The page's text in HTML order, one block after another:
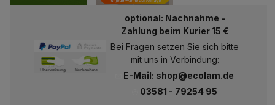
optional: Nachnahme -
Zahlung beim Kurier 15 €
Bei Fragen setzen Sie sich bitte
mit uns in Verbindung:
E-Mail: shop@ecolam.de
03581 - 79254 95